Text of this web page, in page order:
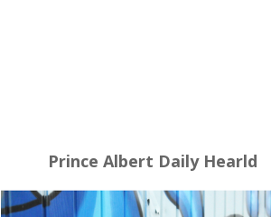
Prince Albert Daily Hearld